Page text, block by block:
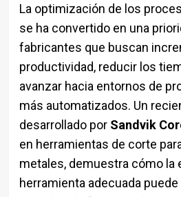
La optimización de los
se ha convertido en una
fabricantes que buscan
productividad, reducir los
avanzar hacia entornos de
más automatizados. Un
desarrollado por Sandvik
en herramientas de corte
metales, demuestra cómo la
herramienta adecuada